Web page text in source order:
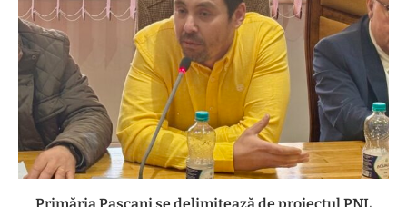
Primăria Pașcani se delimitează de proiectul PNL